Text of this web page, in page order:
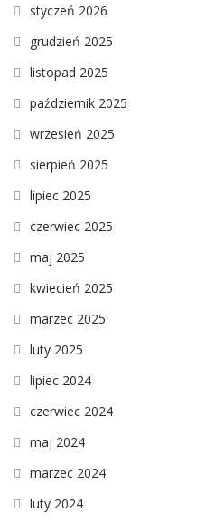
styczeń 2026
grudzień 2025
listopad 2025
październik 2025
wrzesień 2025
sierpień 2025
lipiec 2025
czerwiec 2025
maj 2025
kwiecień 2025
marzec 2025
luty 2025
lipiec 2024
czerwiec 2024
maj 2024
marzec 2024
luty 2024